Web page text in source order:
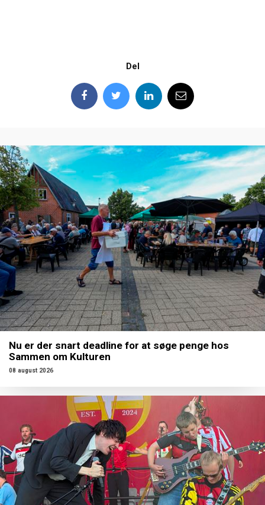
Del
Nu er der snart deadline for at søge penge hos
Sammen om Kulturen
08 august 2026